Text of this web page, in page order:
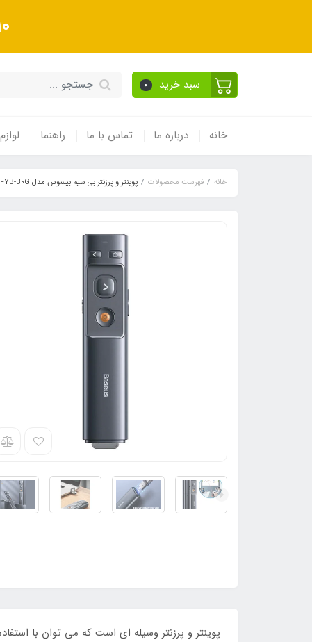
10 درصد
سبد خرید 0
خانه درباره ما تماس با ما راهنما
خانه فهرست محصولات پوینتر و پرزنتر بی سیم بیسوس مدل ACFYB-B0G
پوینتر و پرزنتر وسیله ای است که می توان با